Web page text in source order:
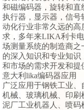
和磁编码器，旋转和
执行器，显示器，信
动化行业非常久远的
求，多年来LIKA利卡
场测量系统的制造商
的深入知识和专业知
和市场的需求开发和
意大利lika编码器应用
广泛应用于钢铁工业
机械、玻璃机械、印
泥厂工业机器人、喷